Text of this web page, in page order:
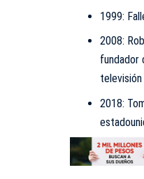
1999:
2008:
fundador
televisión
2018: